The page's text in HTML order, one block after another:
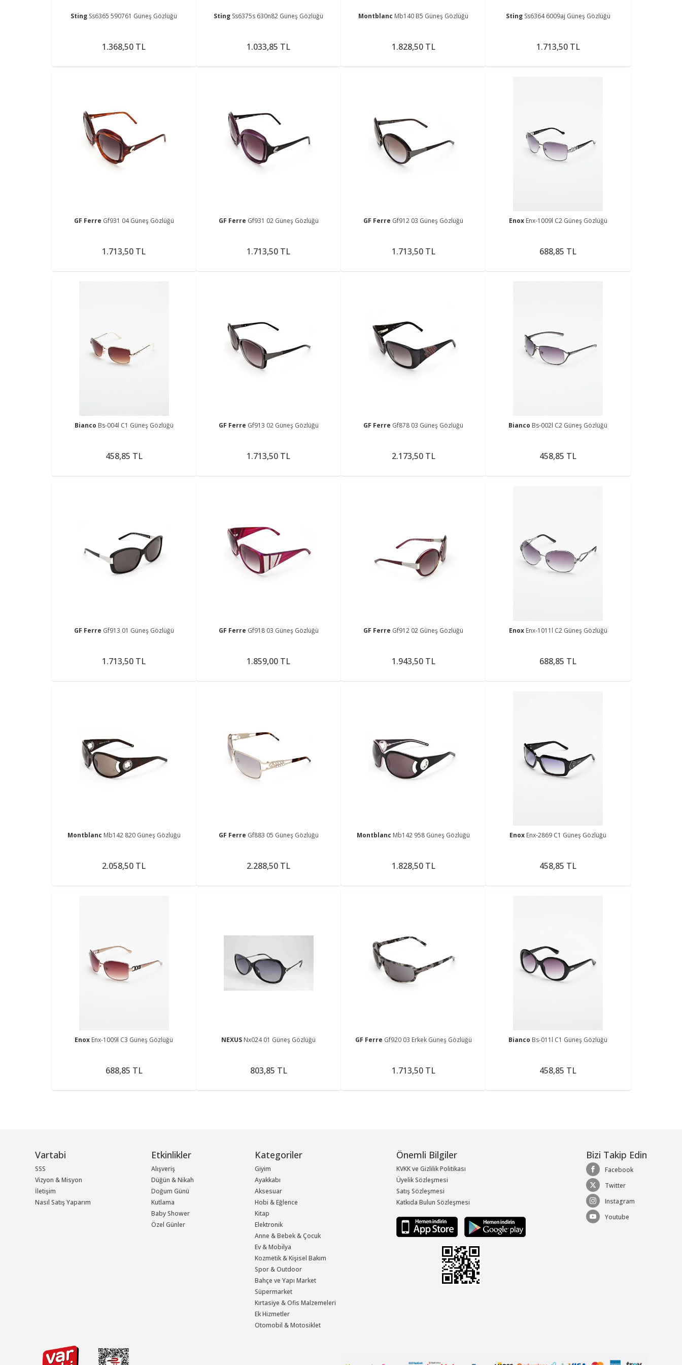
Sting Ss6365 590761 Güneş Gözlüğü
1.368,50 TL
Sting Ss6375s 630n82 Güneş Gözlüğü
1.033,85 TL
Montblanc Mb140 B5 Güneş Gözlüğü
1.828,50 TL
Sting Ss6364 6009aj Güneş Gözlüğü
1.713,50 TL
GF Ferre Gf931 04 Güneş Gözlüğü
1.713,50 TL
GF Ferre Gf931 02 Güneş Gözlüğü
1.713,50 TL
GF Ferre Gf912 03 Güneş Gözlüğü
1.713,50 TL
Enox Enx-1009l C2 Güneş Gözlüğü
688,85 TL
Bianco Bs-004l C1 Güneş Gözlüğü
458,85 TL
GF Ferre Gf913 02 Güneş Gözlüğü
1.713,50 TL
GF Ferre Gf878 03 Güneş Gözlüğü
2.173,50 TL
Bianco Bs-002l C2 Güneş Gözlüğü
458,85 TL
GF Ferre Gf913 01 Güneş Gözlüğü
1.713,50 TL
GF Ferre Gf918 03 Güneş Gözlüğü
1.859,00 TL
GF Ferre Gf912 02 Güneş Gözlüğü
1.943,50 TL
Enox Enx-1011l C2 Güneş Gözlüğü
688,85 TL
Montblanc Mb142 820 Güneş Gözlüğü
2.058,50 TL
GF Ferre Gf883 05 Güneş Gözlüğü
2.288,50 TL
Montblanc Mb142 958 Güneş Gözlüğü
1.828,50 TL
Enox Enx-2869 C1 Güneş Gözlüğü
458,85 TL
Enox Enx-1009l C3 Güneş Gözlüğü
688,85 TL
NEXUS Nx024 01 Güneş Gözlüğü
803,85 TL
GF Ferre Gf920 03 Erkek Güneş Gözlüğü
1.713,50 TL
Bianco Bs-011l C1 Güneş Gözlüğü
458,85 TL
Vartabi
SSS
Vizyon & Misyon
İletişim
Nasıl Satış Yaparım
Etkinlikler
Alışveriş
Düğün & Nikah
Doğum Günü
Kutlama
Baby Shower
Özel Günler
Kategoriler
Giyim
Ayakkabı
Aksesuar
Hobi & Eğlence
Kitap
Elektronik
Anne & Bebek & Çocuk
Ev & Mobilya
Kozmetik & Kişisel Bakım
Spor & Outdoor
Bahçe ve Yapı Market
Süpermarket
Kırtasiye & Ofis Malzemeleri
Ek Hizmetler
Otomobil & Motosiklet
Önemli Bilgiler
KVKK ve Gizlilik Politikası
Üyelik Sözleşmesi
Satış Sözleşmesi
Katkıda Bulun Sözleşmesi
Bizi Takip Edin
Facebook
Twitter
Instagram
Youtube